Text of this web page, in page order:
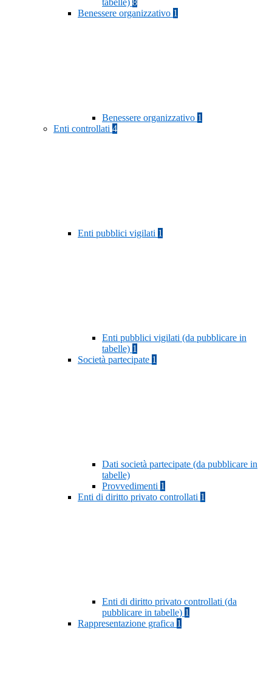
tabelle) 8
Benessere organizzativo 1
Benessere organizzativo 1
Enti controllati 4
Enti pubblici vigilati 1
Enti pubblici vigilati (da pubblicare in
tabelle) 1
Società partecipate 1
Dati società partecipate (da pubblicare in
tabelle)
Provvedimenti 1
Enti di diritto privato controllati 1
Enti di diritto privato controllati (da
pubblicare in tabelle) 1
Rappresentazione grafica 1